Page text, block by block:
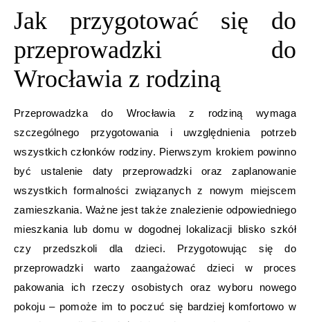
Jak przygotować się do
przeprowadzki do
Wrocławia z rodziną
Przeprowadzka do Wrocławia z rodziną wymaga
szczególnego przygotowania i uwzględnienia potrzeb
wszystkich członków rodziny. Pierwszym krokiem powinno
być ustalenie daty przeprowadzki oraz zaplanowanie
wszystkich formalności związanych z nowym miejscem
zamieszkania. Ważne jest także znalezienie odpowiedniego
mieszkania lub domu w dogodnej lokalizacji blisko szkół
czy przedszkoli dla dzieci. Przygotowując się do
przeprowadzki warto zaangażować dzieci w proces
pakowania ich rzeczy osobistych oraz wyboru nowego
pokoju – pomoże im to poczuć się bardziej komfortowo w